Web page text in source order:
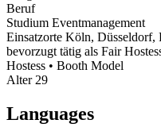
Beruf
Studium Eventmanagement
Einsatzorte Köln, Düsseldorf,
bevorzugt tätig als Fair
Hostess • Booth Model
Alter 29
Languages